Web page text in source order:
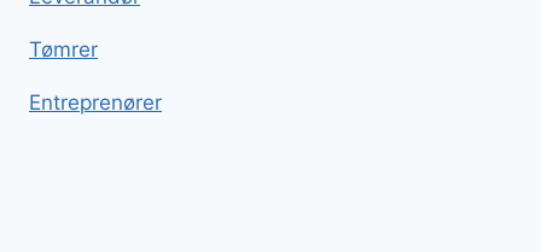
Tømrer
Entreprenører